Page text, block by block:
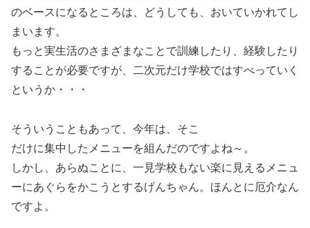
のベースになるところは、どうしても、おいていかれてし
まいます。
もっと実生活のさまざまなことで訓練したり、経験したり
することが必要ですが、二次元だけ学校ではすべっていく
というか・・・
そういうこともあって、今年は、そこ
だけに集中したメニューを組んだのですよね～。
しかし、あらぬことに、一見学校もない楽に見えるメニュ
ーにあぐらをかこうとするげんちゃん。ほんとに厄介なん
ですよ。